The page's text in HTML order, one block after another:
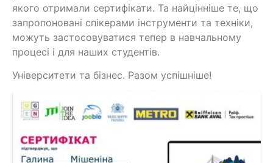
якого отримали сертифікати. Та найцінніше те, що
запропоновані спікерами інструменти та техніки,
можуть застосовуватися тепер в навчальному
процесі і для наших студентів.
Університети та бізнес. Разом успішніше!